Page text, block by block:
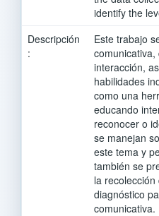
identify the
Descripción
:
Este trabajo
interacción,
habilidades
como una
educando
reconocer o
se manejan
este tema y
también se
la
diagnóstico
comunicativa.